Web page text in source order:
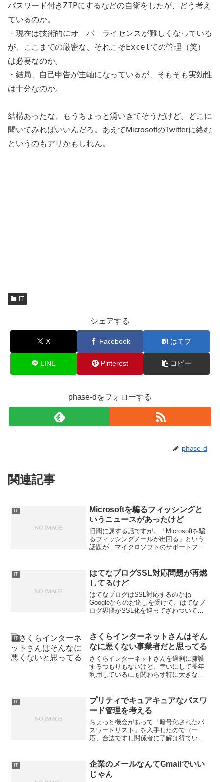
パスワード付きZIPにするなどの自衛をしたが、どう考え
ているのか。
・現在は技術的にオーバーライセンスが難しくなっている
が、ここまでの厳密な、それこそExcelでの管理（笑）
は必要なのか。
・結局、自己申告が主軸になっているが、そもそも実効性
は十分なのか。
結構あったな、もうちょっと湧いきてそうだけど。どこに
聞いてみればいいんだろ。あえてMicrosoftのTwitterに絡む
というのもアリかもしれん。
IT
シェアする
X Facebook はてブ
LINE Pinterest コピー
phase-dをフォローする
phase-d
関連記事
IT
Microsoftを騙るフィッシングと
いうニュースがあったけど
旧聞に属する話ですが。「Microsoftを騙
るフィッシングメールが出回る」という
話題が、マイクロソフトのサポートフォ
る注意喚起がなされ、さらに...
IT
はてなブログSSL対応問題が再燃
してるけど
はてなブログはSSL対応するのかね
Googleからのお達しを受けて、はてなブ
ログ界隈がSSL化を巡ってざわついてい
質を何にもわかってなくて、SEOのため
のツールのひ...
IT
さくらインターネットさんはそん
なに悪くない事業者だと思ってる
さくらインターネットさんを過剰に擁護
するつもりもないけど、幸いにして長年
利用しているにも関わらず特に大きなト
す。一方で、ここ数日話題になった醜聞
はまあそういうこともある...
IT
プリティでキュアキュアなパスワ
ード管理を考える
ちょっと機会があって「暗号化されたパ
スワードリスト」を入手したので（一
応、合法ですし関係者に了解は得ていま
いう愉快な経験をしました。で、世の中
の人がどの...
IT
企業のメールなんてGmailでいい
じゃん